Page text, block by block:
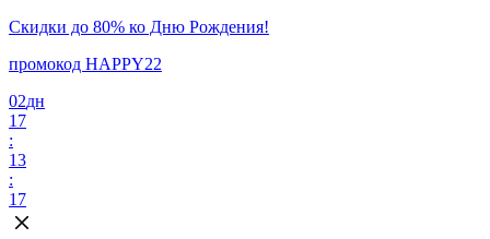
Скидки до 80% ко Дню Рождения!
промокод HAPPY22
02дн
17
:
13
:
17